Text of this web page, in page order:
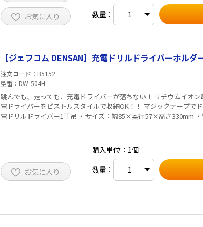
お気に入り
数量：
【ジェフコム DENSAN】充電ドリルドライバーホルダ
注文コード
B5152
型番
DW-504H
跳んでも、走っても、充電ドライバーが落ちない！ リチウムイオ
電ドライバーをピストルスタイルで収納OK！！ マジックテープでドライバーを固
電ドリルドライバー1丁吊 ・サイズ：幅85×奥行57×高さ330mm
お気に入り
購入単位：1個
数量：